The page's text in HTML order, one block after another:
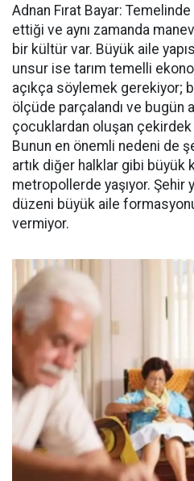
Adnan Fırat Bayar: Temelinde
ettiği ve aynı zamanda
bir kültür var. Büyük aile
unsur ise tarım temelli
açıkça söylemek gerekiyor;
ölçüde parçalandı ve bugün
çocuklardan oluşan
Bunun en önemli nedeni de
artık diğer halklar gibi büyük
metropollerde yaşıyor. Şehir
düzeni büyük aile
vermiyor.